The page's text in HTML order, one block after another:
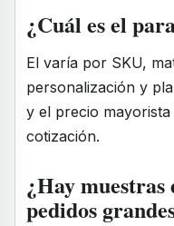
¿Cuál es el
El varía por SKU,
personalización y
y el precio
cotización.
¿Hay muestras
pedidos